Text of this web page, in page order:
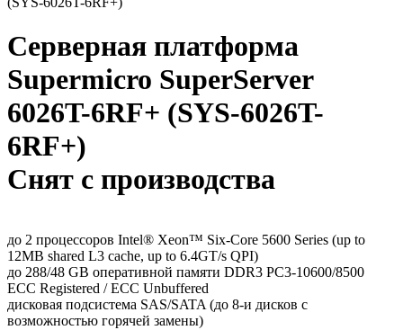
Серверная платформа
Supermicro SuperServer
6026T-6RF+ (SYS-6026T-
6RF+)
Снят с производства
до 2 процессоров Intel® Xeon™ Six-Core 5600 Series (up to
12MB shared L3 cache, up to 6.4GT/s QPI)
до 288/48 GB оперативной памяти DDR3 PC3-10600/8500
ECC Registered / ECC Unbuffered
дисковая подсистема SAS/SATA (до 8-и дисков с
возможностью горячей замены)